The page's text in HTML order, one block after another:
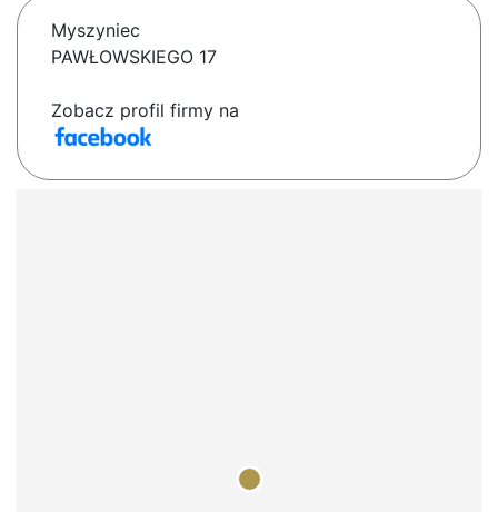
Myszyniec
PAWŁOWSKIEGO 17
Zobacz profil firmy na